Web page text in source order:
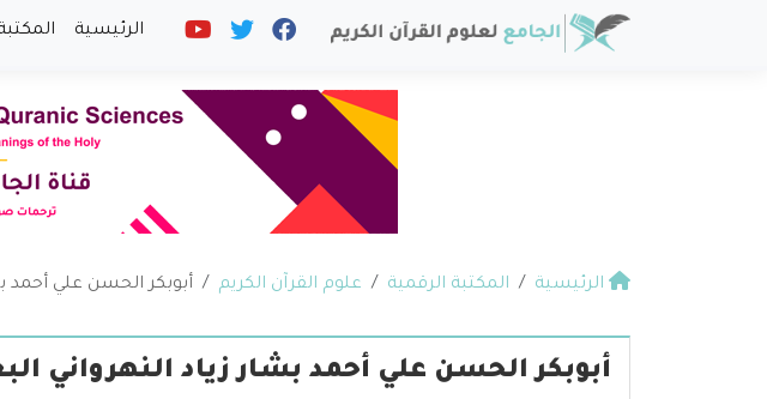
الرئيسية
الرئيسية المكتبة الرقمية علوم القرآن الكريم أبوبكر الحسن علي أحمد
أبوبكر الحسن علي أحمد بشار زياد النهرواني